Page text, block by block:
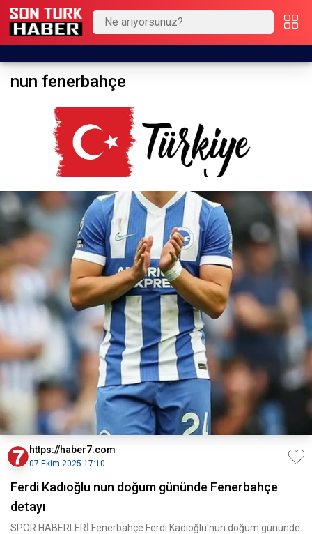
nun fenerbahçe
https://haber7.com
07 Ekim 2025 17:10
Ferdi Kadıoğlu nun doğum gününde Fenerbahçe
detayı
SPOR HABERLERİ Fenerbahçe Ferdi Kadıoğlu'nun doğum gününde